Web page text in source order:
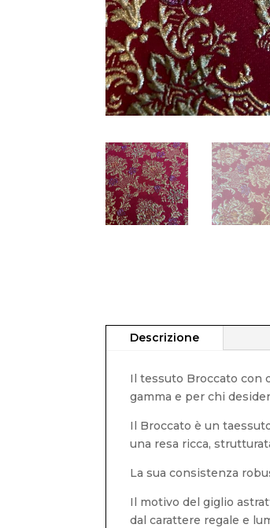
Descrizione
Il tessuto Broccato con
gamma e per chi
Il Broccato è un
una resa ricca,
La sua consistenza
Il motivo del giglio
dal carattere regale e